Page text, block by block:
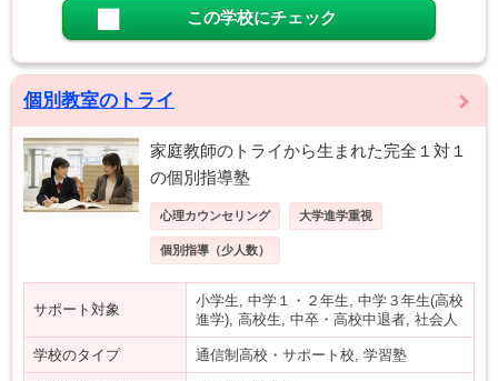
この学校にチェック
個別教室のトライ
家庭教師のトライから生まれた完全１対１
の個別指導塾
心理カウンセリング 大学進学重視
個別指導（少人数）
サポート対象
小学生, 中学１・２年生, 中学３年生(高校
進学), 高校生, 中卒・高校中退者, 社会人
学校のタイプ 通信制高校・サポート校, 学習塾